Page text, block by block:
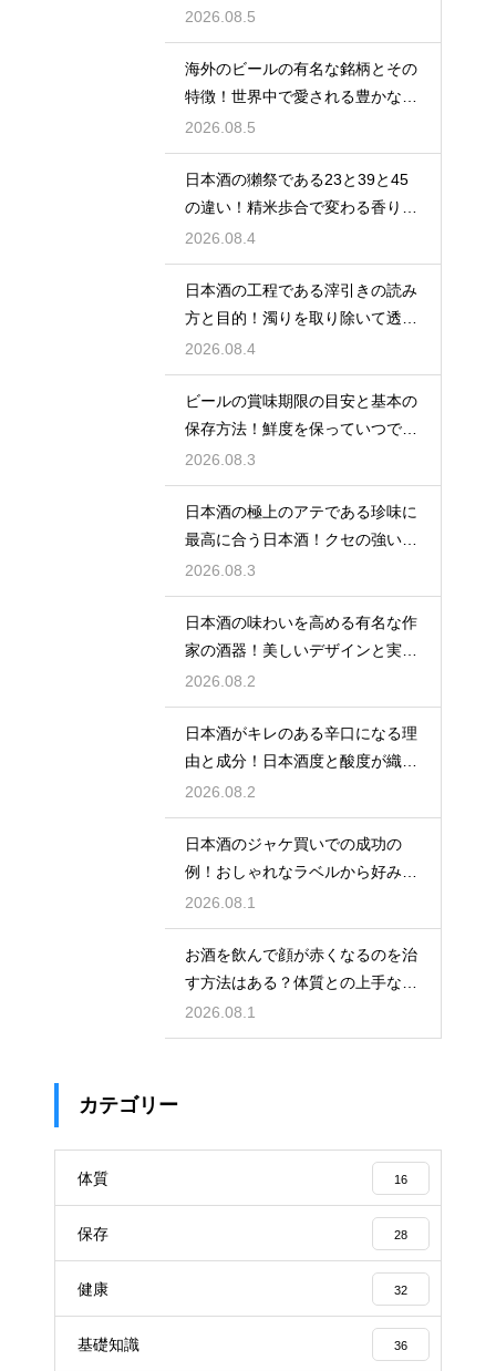
る手法
2026.08.5
海外のビールの有名な銘柄とその
特徴！世界中で愛される豊かな味
わい
2026.08.5
日本酒の獺祭である23と39と45
の違い！精米歩合で変わる香りと
価格
2026.08.4
日本酒の工程である滓引きの読み
方と目的！濁りを取り除いて透明
な清酒に
2026.08.4
ビールの賞味期限の目安と基本の
保存方法！鮮度を保っていつでも
美味しく
2026.08.3
日本酒の極上のアテである珍味に
最高に合う日本酒！クセの強い旨
味を堪能
2026.08.3
日本酒の味わいを高める有名な作
家の酒器！美しいデザインと実用
性を堪能
2026.08.2
日本酒がキレのある辛口になる理
由と成分！日本酒度と酸度が織り
なす味
2026.08.2
日本酒のジャケ買いでの成功の
例！おしゃれなラベルから好みの
味を探す
2026.08.1
お酒を飲んで顔が赤くなるのを治
す方法はある？体質との上手な付
き合い方
2026.08.1
カテゴリー
体質 16
保存 28
健康 32
基礎知識 36